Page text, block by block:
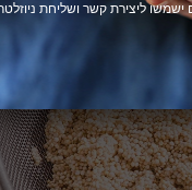
ישמשו ליצירת קשר ושליחת